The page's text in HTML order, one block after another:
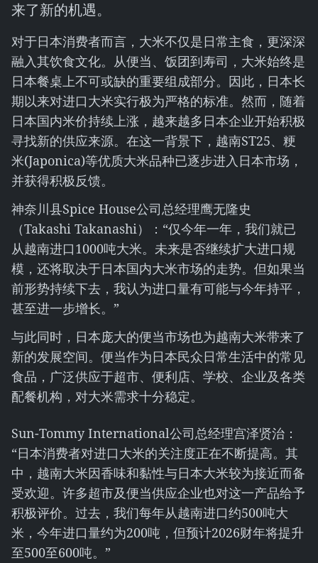
来了新的机遇。
对于日本消费者而言，大米不仅是日常主食，更深深
融入其饮食文化。从便当、饭团到寿司，大米始终是
日本餐桌上不可或缺的重要组成部分。因此，日本长
期以来对进口大米实行极为严格的标准。然而，随着
日本国内米价持续上涨，越来越多日本企业开始积极
寻找新的供应来源。在这一背景下，越南ST25、粳
米(Japonica)等优质大米品种已逐步进入日本市场，
并获得积极反馈。
神奈川县Spice House公司总经理鹰无隆史
（Takashi Takanashi）：“仅今年一年，我们就已
从越南进口1000吨大米。未来是否继续扩大进口规
模，还将取决于日本国内大米市场的走势。但如果当
前形势持续下去，我认为进口量有可能与今年持平，
甚至进一步增长。”
与此同时，日本庞大的便当市场也为越南大米带来了
新的发展空间。便当作为日本民众日常生活中的常见
食品，广泛供应于超市、便利店、学校、企业及各类
配餐机构，对大米需求十分稳定。
Sun-Tommy International公司总经理宫泽贤治：
“日本消费者对进口大米的关注度正在不断提高。其
中，越南大米因香味和黏性与日本大米较为接近而备
受欢迎。许多超市及便当供应企业也对这一产品给予
积极评价。过去，我们每年从越南进口约500吨大
米，今年进口量约为200吨，但预计2026财年将提升
至500至600吨。”